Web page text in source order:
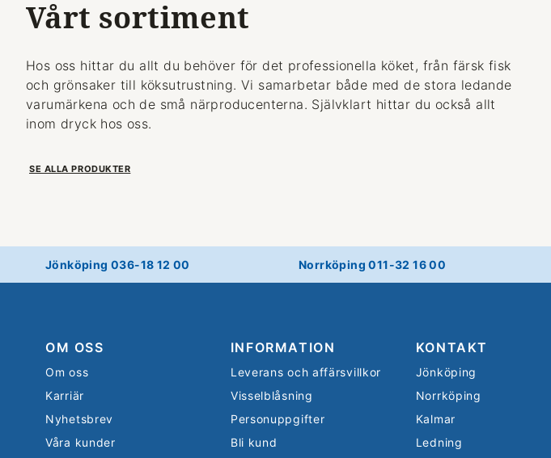
Vårt sortiment
Hos oss hittar du allt du behöver för det professionella köket, från färsk fisk
och grönsaker till köksutrustning. Vi samarbetar både med de stora ledande
varumärkena och de små närproducenterna. Självklart hittar du också allt
inom dryck hos oss.
SE ALLA PRODUKTER
Jönköping 036-18 12 00 Norrköping 011-32 16 00
OM OSS
Om oss
Karriär
Nyhetsbrev
Våra kunder
INFORMATION
Leverans och affärsvillkor
Visselblåsning
Personuppgifter
Bli kund
KONTAKT
Jönköping
Norrköping
Kalmar
Ledning